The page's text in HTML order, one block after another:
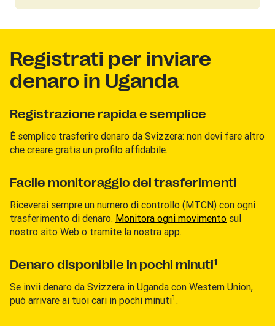
Registrati per inviare
denaro in Uganda
Registrazione rapida e semplice
È semplice trasferire denaro da Svizzera: non devi fare altro
che creare gratis un profilo affidabile.
Facile monitoraggio dei trasferimenti
Riceverai sempre un numero di controllo (MTCN) con ogni
trasferimento di denaro. Monitora ogni movimento sul
nostro sito Web o tramite la nostra app.
Denaro disponibile in pochi minuti1
Se invii denaro da Svizzera in Uganda con Western Union,
può arrivare ai tuoi cari in pochi minuti1 .